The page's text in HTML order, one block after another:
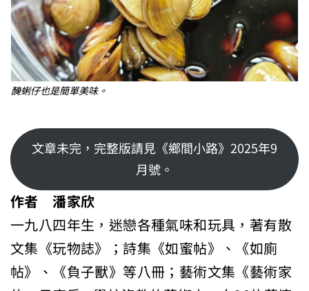
醃蜊仔也是簡單美味。
文章未完，完整版請見《鄉間小路》2025年9
月號。
作者 潘家欣
一九八四年生，迷戀各種氣味和玩具，著有散
文集《玩物誌》；詩集《如蜜帖》、《如廁
帖》、《負子獸》等八冊；藝術文集《藝術家